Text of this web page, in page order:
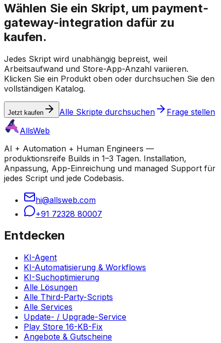
Wählen Sie ein Skript, um payment-
gateway-integration dafür zu
kaufen.
Jedes Skript wird unabhängig bepreist, weil
Arbeitsaufwand und Store-App-Anzahl variieren.
Klicken Sie ein Produkt oben oder durchsuchen Sie den
vollständigen Katalog.
Jetzt kaufen Alle Skripte durchsuchen
Frage stellen
AllsWeb
AI + Automation + Human Engineers —
produktionsreife Builds in 1–3 Tagen. Installation,
Anpassung, App-Einreichung und managed Support für
jedes Script und jede Codebasis.
hi@allsweb.com
+91 72328 80007
Entdecken
KI-Agent
KI-Automatisierung & Workflows
KI-Suchoptimierung
Alle Lösungen
Alle Third-Party-Scripts
Alle Services
Update- / Upgrade-Service
Play Store 16-KB-Fix
Angebote & Gutscheine